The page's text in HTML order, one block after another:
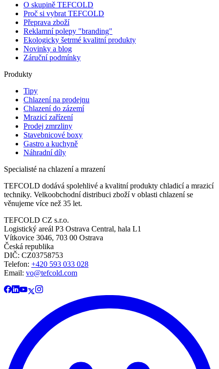
O skupině TEFCOLD
Proč si vybrat TEFCOLD
Přeprava zboží
Reklamní polepy "branding"
Ekologicky šetrmé kvalitní produkty
Novinky a blog
Záruční podmínky
Produkty
Tipy
Chlazení na prodejnu
Chlazení do zázemí
Mrazicí zařízení
Prodej zmrzliny
Stavebnicové boxy
Gastro a kuchyně
Náhradní díly
Specialisté na chlazení a mrazení
TEFCOLD dodává spolehlivé a kvalitní produkty chladicí a mrazicí
techniky. Velkoobchodní distribuci zboží v oblasti chlazení se
věnujeme více než 35 let.
TEFCOLD CZ s.r.o.
Logistický areál P3 Ostrava Central, hala L1
Vítkovice 3046, 703 00 Ostrava
Česká republika
DIČ: CZ03758753​​​​​​
Telefon: +420 593 033 028
Email: vo@tefcold.com